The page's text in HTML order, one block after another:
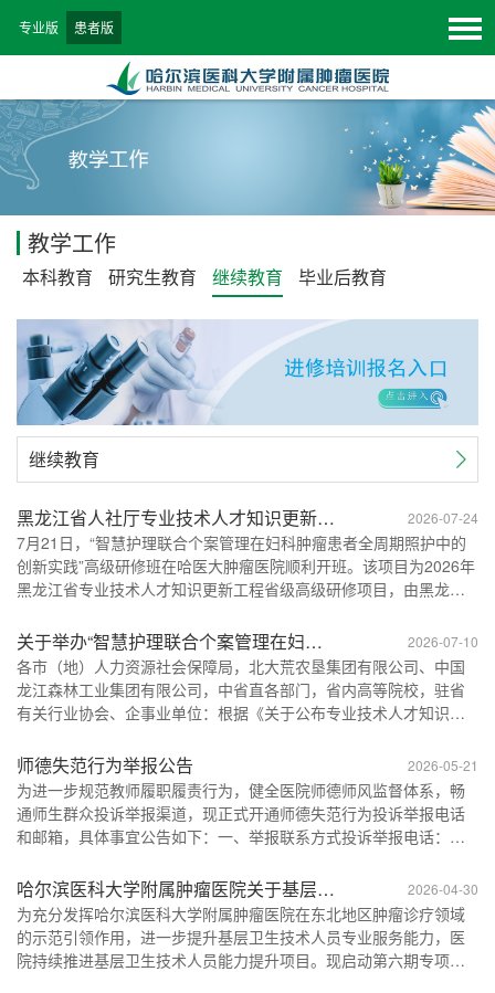
专业版 患者版
教学工作
本科教育 研究生教育 继续教育 毕业后教育
继续教育
黑龙江省人社厅专业技术人才知识更新工
程高研项目落地哈医大肿瘤医院
2026-07-24
7月21日，“智慧护理联合个案管理在妇科肿瘤患者全周期照护中的
创新实践”高级研修班在哈医大肿瘤医院顺利开班。该项目为2026年
黑龙江省专业技术人才知识更新工程省级高级研修项目，由黑龙江
项由哈医大肿瘤医院承办。这是哈医大肿瘤医院首次获批此类省级
高级研修项目，助力全省肿瘤专科人才队伍建设与区域医疗服务建
设。开班仪式现场，哈尔滨医科大学护理学院院长范...
关于举办“智慧护理联合个案管理在妇科
肿瘤患者全周期照护中的创新实践”高级
研修班的通知
2026-07-10
各市（地）人力资源社会保障局，北大荒农垦集团有限公司、中国
龙江森林工业集团有限公司，中省直各部门，省内高等院校，驻省
有关行业协会、企事业单位：根据《关于公布专业技术人才知识更
〔2026〕141号）有关要求，由哈尔滨医科大学附属肿瘤医院承办
的“智慧护理联合个案管理在妇科肿瘤患者全周期照护中的创新实践”
高级研修班，定于2026年7月20日至24日在哈尔滨市...
师德失范行为举报公告 2026-05-21
为进一步规范教师履职履责行为，健全医院师德师风监督体系，畅
通师生群众投诉举报渠道，现正式开通师德失范行为投诉举报电话
和邮箱，具体事宜公告如下：一、举报联系方式投诉举报电话：
围受理对哈尔滨医科大学第三临床医学院全体教职工涉嫌违反师德
规范行为的实名举报。三、举报要求1.举报人应实名举报，提供真实
姓名、有效联系方式等，便于核查反馈。2.举报人应具体...
哈尔滨医科大学附属肿瘤医院关于基层卫
生技术人员能力提升项目(第六期）招生
的通知
2026-04-30
为充分发挥哈尔滨医科大学附属肿瘤医院在东北地区肿瘤诊疗领域
的示范引领作用，进一步提升基层卫生技术人员专业服务能力，医
院持续推进基层卫生技术人员能力提升项目。现启动第六期专项进